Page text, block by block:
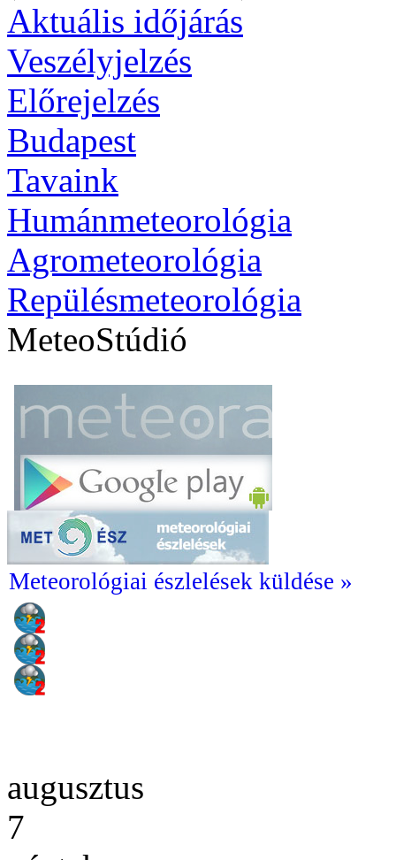
Aktuális időjárás
Veszélyjelzés
Előrejelzés
Budapest
Tavaink
Humánmeteorológia
Agrometeorológia
Repülésmeteorológia
MeteoStúdió
Meteorológiai észlelések küldése »
augusztus
7